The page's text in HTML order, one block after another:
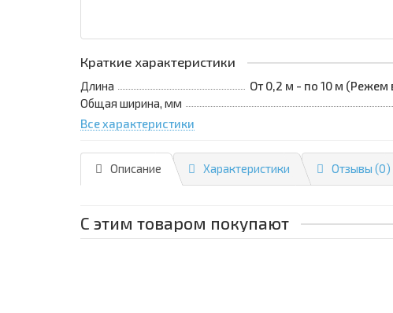
Краткие характеристики
Длина
От 0,2 м - по 10 м (Режем
Общая ширина, мм
Все характеристики
Описание Характеристики Отзывы (0)
С этим товаром покупают